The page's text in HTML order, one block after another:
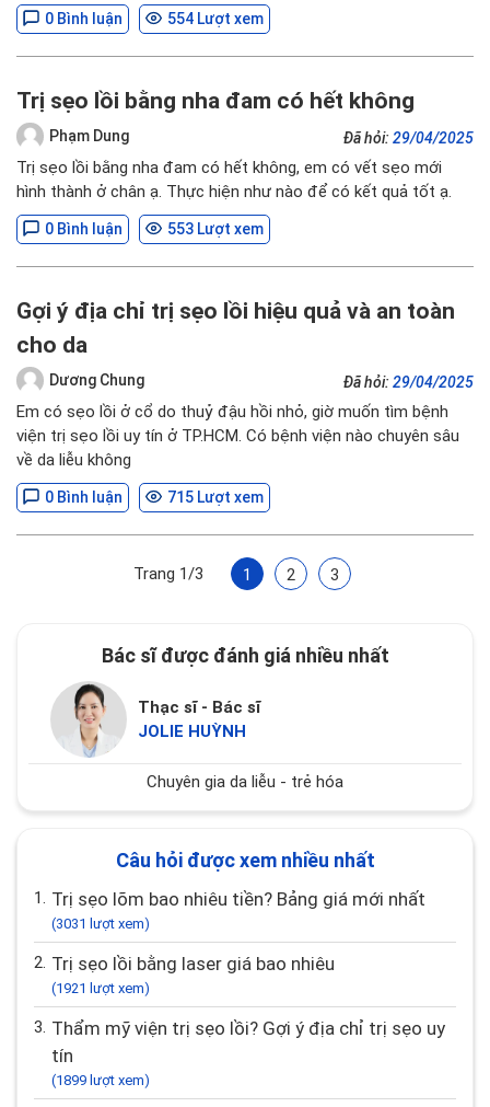
0 Bình luận 554 Lượt xem
Trị sẹo lồi bằng nha đam có hết không
Phạm Dung Đã hỏi: 29/04/2025
Trị sẹo lồi bằng nha đam có hết không, em có vết sẹo mới
hình thành ở chân ạ. Thực hiện như nào để có kết quả tốt ạ.
0 Bình luận 553 Lượt xem
Gợi ý địa chỉ trị sẹo lồi hiệu quả và an toàn
cho da
Dương Chung Đã hỏi: 29/04/2025
Em có sẹo lồi ở cổ do thuỷ đậu hồi nhỏ, giờ muốn tìm bệnh
viện trị sẹo lồi uy tín ở TP.HCM. Có bệnh viện nào chuyên sâu
về da liễu không
0 Bình luận 715 Lượt xem
Trang 1/3 1 2 3
Bác sĩ được đánh giá nhiều nhất
Thạc sĩ - Bác sĩ
JOLIE HUỲNH
Chuyên gia da liễu - trẻ hóa
Câu hỏi được xem nhiều nhất
1. Trị sẹo lõm bao nhiêu tiền? Bảng giá mới nhất
(3031 lượt xem)
2. Trị sẹo lồi bằng laser giá bao nhiêu
(1921 lượt xem)
3. Thẩm mỹ viện trị sẹo lồi? Gợi ý địa chỉ trị sẹo uy
tín
(1899 lượt xem)